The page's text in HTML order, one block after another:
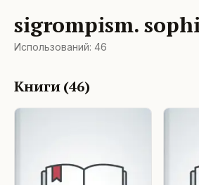
sigrompism.
Использований: 46
Книги (46)